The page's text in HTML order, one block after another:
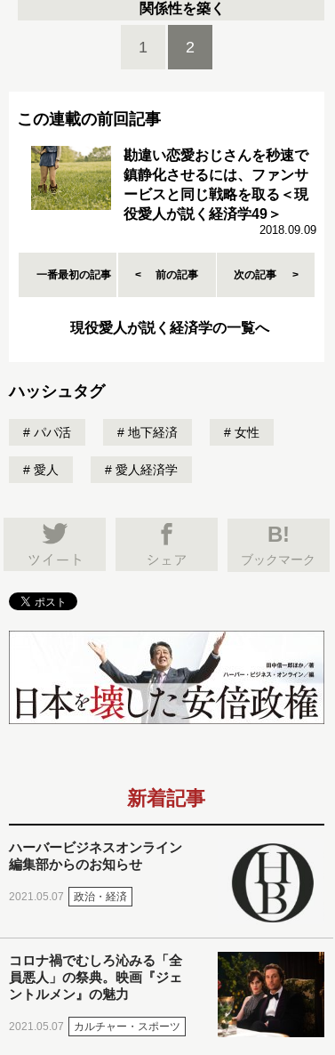
関係性を築く
1 2
この連載の前回記事
勘違い恋愛おじさんを秒速で
鎮静化させるには、ファンサ
ービスと同じ戦略を取る＜現
役愛人が説く経済学49＞
2018.09.09
一番最初の記事 前の記事 次の記事
現役愛人が説く経済学の一覧へ
ハッシュタグ
パパ活 地下経済 女性
愛人 愛人経済学
B!
ブックマーク
新着記事
ハーバービジネスオンライン
編集部からのお知らせ
2021.05.07 政治・経済
コロナ禍でむしろ沁みる「全
員悪人」の祭典。映画『ジェ
ントルメン』の魅力
2021.05.07 カルチャー・スポーツ